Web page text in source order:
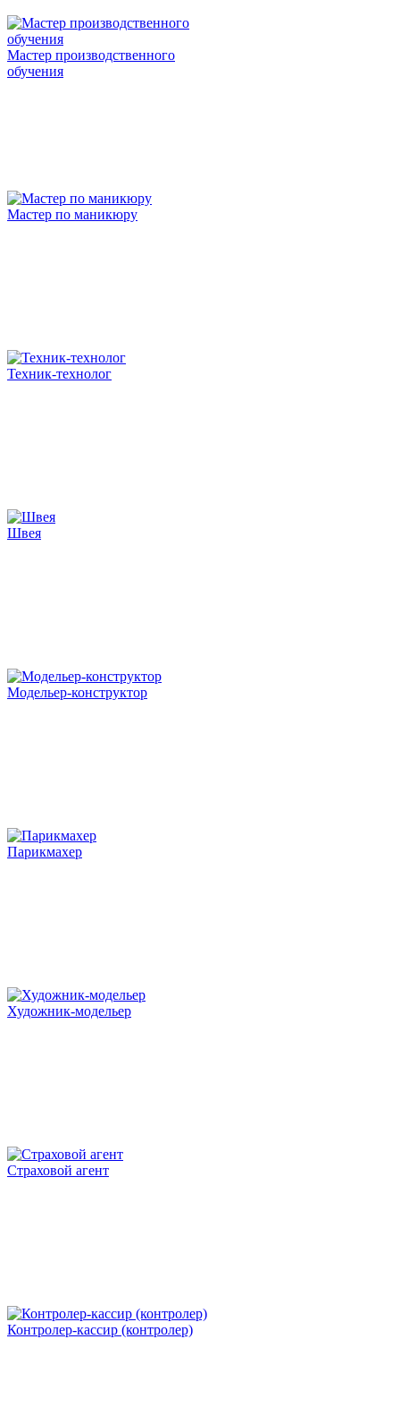
Мастер производственного
обучения
Мастер по маникюру
Техник-технолог
Швея
Модельер-конструктор
Парикмахер
Художник-модельер
Страховой агент
Контролер-кассир (контролер)